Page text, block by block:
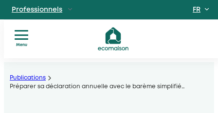
au
contenu
Particuliers
Site dédié aux particuliers
Professionnels
Acteurs solidaires, collectivités locales, opérateurs
FR
Menu
êtes
Publications
Préparer sa déclaration annuelle avec le barème simplifié…